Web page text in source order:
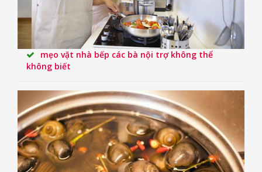
mẹo vặt nhà bếp các bà nội trợ không thể
không biết